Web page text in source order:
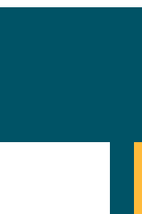
Contattaci !